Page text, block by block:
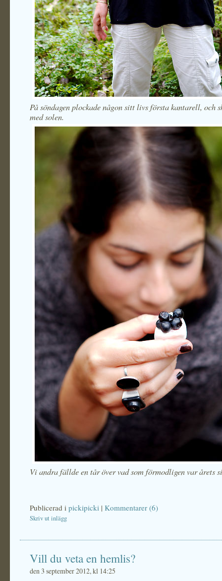
På söndagen plockade någon sitt livs första kantarell, och
med solen.
Vi andra fällde en tår över vad som förmodligen var årets
Publicerad i pickipicki | Kommentarer (6)
Skriv ut inlägg
Vill du veta en hemlis?
den 3 september 2012, kl 14:25